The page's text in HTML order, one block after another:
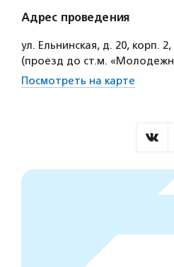
Адрес проведения
ул. Ельнинская, д. 20, корп.
(проезд до ст.м.
Посмотреть на карте